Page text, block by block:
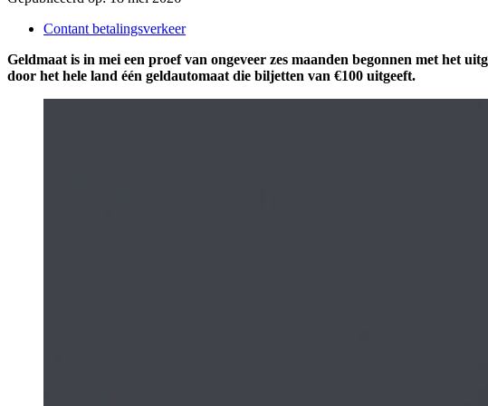
Contant betalingsverkeer
Geldmaat is in mei een proef van ongeveer zes maanden begonnen met het
door het hele land één geldautomaat die biljetten van €100 uitgeeft.